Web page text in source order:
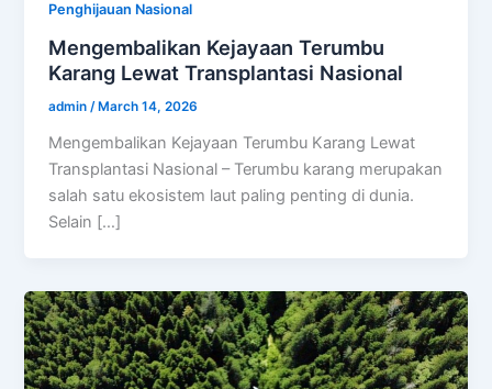
Penghijauan Nasional
Mengembalikan Kejayaan Terumbu
Karang Lewat Transplantasi Nasional
admin /March 14, 2026
Mengembalikan Kejayaan Terumbu Karang Lewat
Transplantasi Nasional – Terumbu karang merupakan
salah satu ekosistem laut paling penting di dunia.
Selain […]